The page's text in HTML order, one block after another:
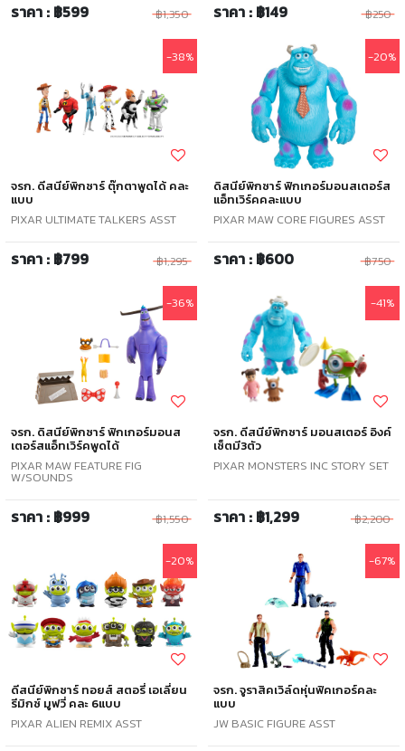
ราคา : ฿599 ฿1,350 ราคา : ฿149 ฿250
-38%
จรก. ดีสนีย์พิกซาร์ ตุ๊กตาพูดได้ คละ
แบบ
PIXAR ULTIMATE TALKERS ASST
ราคา : ฿799 ฿1,295
-20%
ดิสนีย์พิกซาร์ ฟิกเกอร์มอนสเตอร์ส
แอ็ทเวิร์คคละแบบ
PIXAR MAW CORE FIGURES ASST
ราคา : ฿600 ฿750
-36%
จรก. ดิสนีย์พิกซาร์ ฟิกเกอร์มอนส
เตอร์สแอ็ทเวิร์คพูดได้
PIXAR MAW FEATURE FIG
W/SOUNDS
ราคา : ฿999 ฿1,550
-41%
จรก. ดีสนีย์พิกซาร์ มอนสเตอร์ อิงค์
เซ็ตมี3ตัว
PIXAR MONSTERS INC STORY SET
ราคา : ฿1,299 ฿2,200
-20%
ดีสนีย์พิกซาร์ ทอยส์ สตอรี่ เอเลี่ยน
รีมิกซ์ มูฟวี่ คละ 6แบบ
PIXAR ALIEN REMIX ASST
-67%
จรก. จูราสิคเวิล์ดหุ่นฟิคเกอร์คละ
แบบ
JW BASIC FIGURE ASST